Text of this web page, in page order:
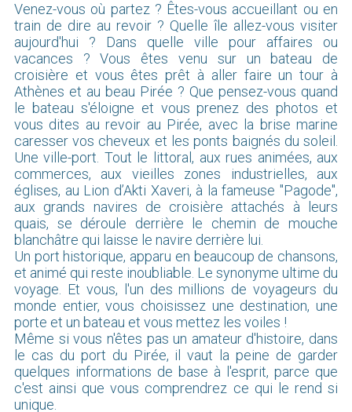
Venez-vous où partez ? Êtes-vous accueillant ou en
train de dire au revoir ? Quelle île allez-vous visiter
aujourd'hui ? Dans quelle ville pour affaires ou
vacances ? Vous êtes venu sur un bateau de
croisière et vous êtes prêt à aller faire un tour à
Athènes et au beau Pirée ? Que pensez-vous quand
le bateau s'éloigne et vous prenez des photos et
vous dites au revoir au Pirée, avec la brise marine
caresser vos cheveux et les ponts baignés du soleil.
Une ville-port. Tout le littoral, aux rues animées, aux
commerces, aux vieilles zones industrielles, aux
églises, au Lion d’Akti Xaveri, à la fameuse "Pagode",
aux grands navires de croisière attachés à leurs
quais, se déroule derrière le chemin de mouche
blanchâtre qui laisse le navire derrière lui.
Un port historique, apparu en beaucoup de chansons,
et animé qui reste inoubliable. Le synonyme ultime du
voyage. Et vous, l'un des millions de voyageurs du
monde entier, vous choisissez une destination, une
porte et un bateau et vous mettez les voiles !
Même si vous n'êtes pas un amateur d'histoire, dans
le cas du port du Pirée, il vaut la peine de garder
quelques informations de base à l'esprit, parce que
c'est ainsi que vous comprendrez ce qui le rend si
unique.